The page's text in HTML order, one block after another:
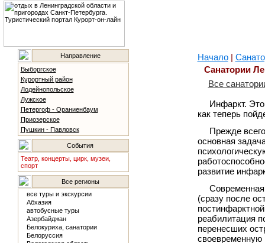
Направление
Выборгское
Курортный район
Лодейнопольское
Лужское
Петергоф - Ораниенбаум
Приозерское
Пушкин - Павловск
События
Театр, концерты, цирк, музеи,
спорт
Все регионы
все туры и экскурсии
Абхазия
автобусные туры
Азербайджан
Белокуриха, санатории
Белоруссия
Начало|
Санатории
Все
Инфаркт.
как теперь
Прежде
основная
развитие
Современная
(сразу после
реабилитация
перенесших
своевременную